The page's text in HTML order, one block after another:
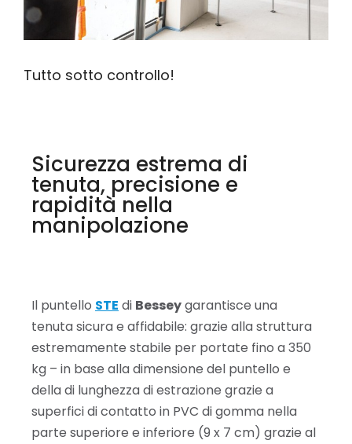
Tutto sotto controllo!
Sicurezza estrema di
tenuta, precisione e
rapidità nella
manipolazione
Il puntello STE di Besseygarantisce una
tenuta sicura e affidabile: grazie alla struttura
estremamente stabile per portate fino a 350
kg – in base alla dimensione del puntello e
della di lunghezza di estrazione grazie a
superfici di contatto in PVC di gomma nella
parte superiore e inferiore (9 x 7 cm) grazie al